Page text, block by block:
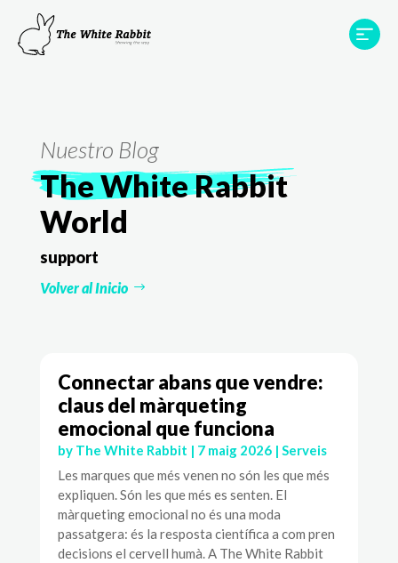
Projectes
Nuestro Blog
The White Rabbit
World
support
Volver al Inicio
Connectar abans que vendre:
claus del màrqueting
emocional que funciona
by The White Rabbit | 7 maig 2026| Serveis
Les marques que més venen no són les que més
expliquen. Són les que més es senten. El
màrqueting emocional no és una moda
passatgera: és la resposta científica a com pren
decisions el cervell humà. A The White Rabbit